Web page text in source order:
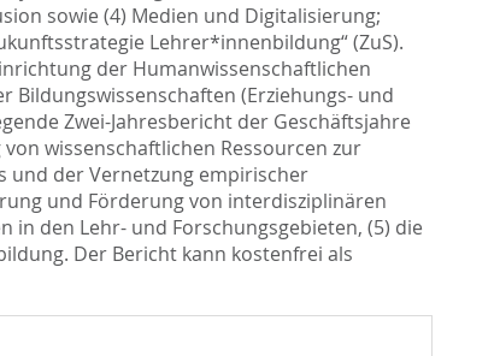
sowie (4) Medien und Digitalisierung;
Lehrer*innenbildung“ (ZuS).
der Humanwissenschaftlichen
Bildungswissenschaften (Erziehungs- und
Zwei-Jahresbericht der Geschäftsjahre
wissenschaftlichen Ressourcen zur
und der Vernetzung empirischer
und Förderung von interdisziplinären
den Lehr- und Forschungsgebieten, (5) die
Der Bericht kann kostenfrei als